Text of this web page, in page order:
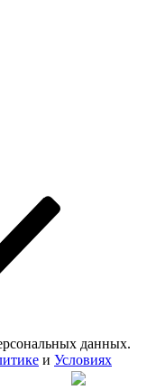
данных.
и Условиях